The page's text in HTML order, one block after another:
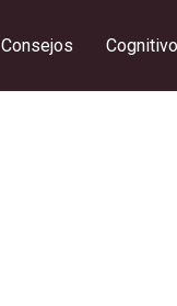
Consejos Cognitivo